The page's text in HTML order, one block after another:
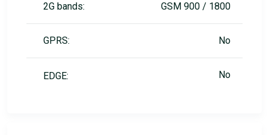
2G bands: GSM 900 / 1800
GPRS: No
EDGE: No